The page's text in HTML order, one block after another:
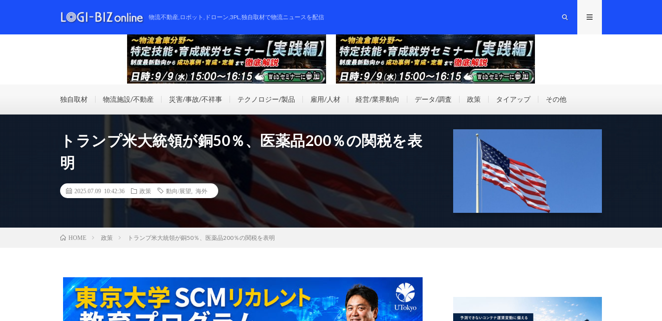
物流不動産,ロボット,ドローン,3PL,独自取材で物流ニュースを配信
独自取材 物流施設/不動産 災害/事故/不祥事 テクノロジー/製品 雇用/人材 経営/業界動向 データ/調査 政策 タイアップ その他
トランプ米大統領が銅50％、医薬品200％の関税を表
明
2025.07.09 10:42:36 政策 動向/展望 海外
HOME 政策 トランプ米大統領が銅50％、医薬品200％の関税を表明